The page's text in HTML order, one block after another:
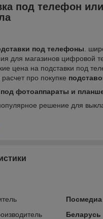
под телефон
под телефоны.
для магазинов цифровой
цена на подставки под
про покупке
под фотоаппараты и
решение для
Посмедиа
Беларусь